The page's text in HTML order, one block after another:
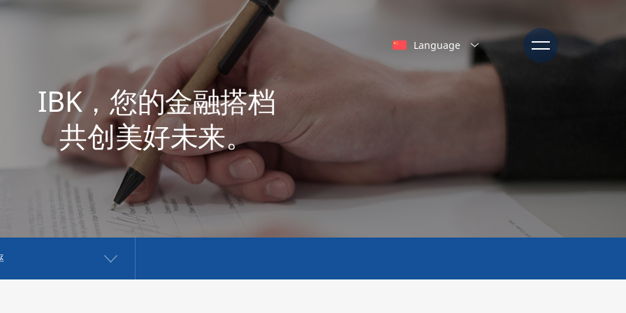
Language
IBK，您的金融搭档
共创美好未来。